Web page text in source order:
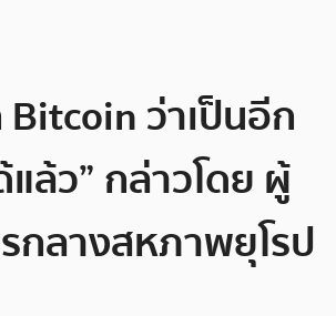
Bitcoin ว่าเป็นอีก
แล้ว” กล่าวโดย ผู้
กลางสหภาพยุโรป